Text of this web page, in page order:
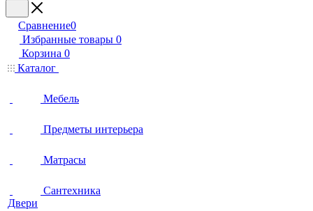
Сравнение0
Избранные товары 0
Корзина 0
Каталог
Мебель
Предметы интерьера
Матрасы
Сантехника
Двери